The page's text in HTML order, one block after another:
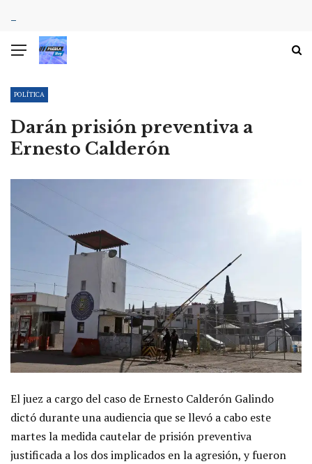
POLÍTICA
Darán prisión preventiva a
Ernesto Calderón
El juez a cargo del caso de Ernesto Calderón Galindo
dictó durante una audiencia que se llevó a cabo este
martes la medida cautelar de prisión preventiva
justificada a los dos implicados en la agresión, y fueron